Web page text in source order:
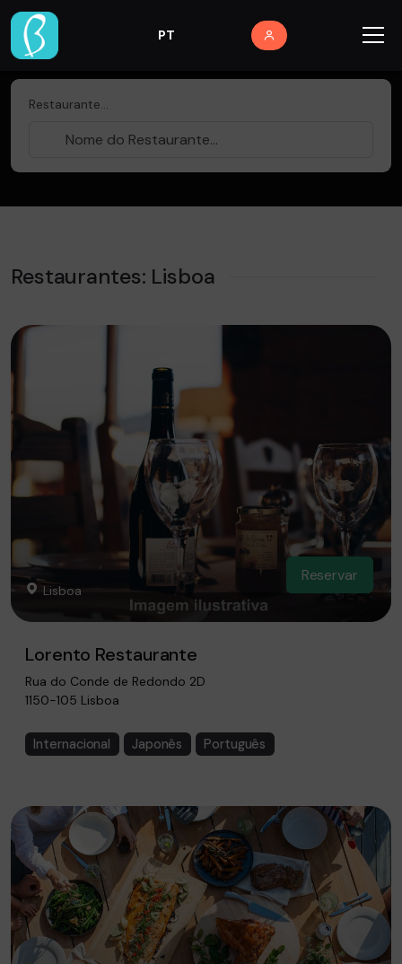
PT
Restaurante...
Restaurantes: Lisboa
Lisboa
Reservar
Lorento Restaurante
Rua do Conde de Redondo 2D
1150-105 Lisboa
Internacional Japonês Português